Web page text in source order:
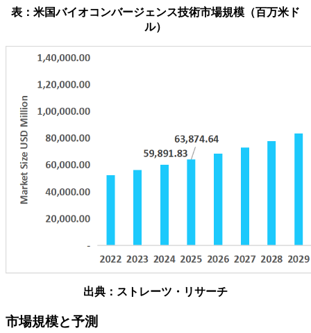
表：米国バイオコンバージェンス技術市場規模（百万米ド
ル）
出典：ストレーツ・リサーチ
市場規模と予測